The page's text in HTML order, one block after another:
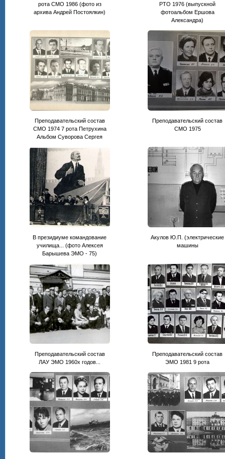
рота СМО 1986 (фото из
архива Андрей Постоялкин)
РТО 1976 (выпускной
фотоальбом Ершова
Александра)
Преподавательский состав
СМО 1974 7 рота Петрухина
Альбом Суворова Сергея
Преподавательский состав
CМО 1975
В президиуме командование
училища... (фото Алексея
Барышева ЭМО - 75)
Акулов Ю.П. (электрические
машины
Преподавательский состав
ЛАУ ЭМО 1960х годов...
Преподавательский состав
ЭМО 1981 9 рота